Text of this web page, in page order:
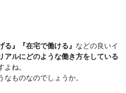
る』『在宅で働ける』 などの良いイ
アルにどのような働き方をしている
ね。
ものなのでしょうか。